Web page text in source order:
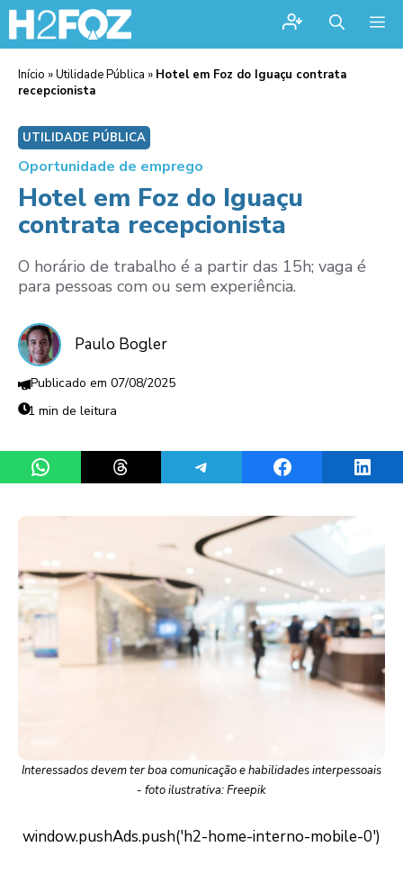
Início »Utilidade Pública » Hotel em Foz do Iguaçu contrata
recepcionista
UTILIDADE PÚBLICA
Oportunidade de emprego
Hotel em Foz do Iguaçu
contrata recepcionista
O horário de trabalho é a partir das 15h; vaga é
para pessoas com ou sem experiência.
Paulo Bogler
07/08/2025
1 min de leitura
Share on WhatsAppShare on ThreadsShare on TelegramShare on Facebook
Interessados devem ter boa comunicação e habilidades interpessoais
- foto ilustrativa: Freepik